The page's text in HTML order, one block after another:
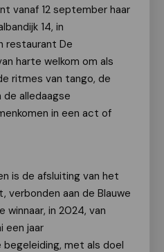
vanaf 12 september haar
14, in
restaurant De
harte welkom om als
ritmes van tango, de
de alledaagse
in een act of
is de afsluiting van het
aan de Blauwe
winnaar, in 2024, van
een jaar
met als doel